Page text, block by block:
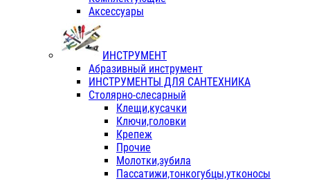
Аксессуары
ИНСТРУМЕНТ
Абразивный инструмент
ИНСТРУМЕНТЫ ДЛЯ САНТЕХНИКА
Столярно-слесарный
Клещи,кусачки
Ключи,головки
Крепеж
Прочие
Молотки,зубила
Пассатижи,тонкогубцы,утконосы